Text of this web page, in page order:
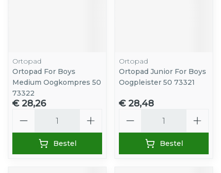
Ortopad
Ortopad For Boys
Medium Oogkompres 50
73322
€ 28,26
Bestel
Ortopad
Ortopad Junior For Boys
Oogpleister 50 73321
€ 28,48
Bestel